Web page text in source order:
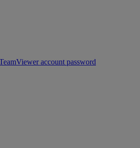
account password